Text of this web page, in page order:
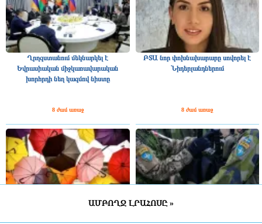
Ղրղզստանում մեկնարկել է
Եվրասիական միջկառավարական
խորհրդի նեղ կազմով նիստը
8 ժամ առաջ
ԲՏԱ նոր փոխնախարարը սովորել է
Նիդերլանդներում
8 ժամ առաջ
ԱՄԲՈՂՋ ԼՐԱՀՈՍԸ »